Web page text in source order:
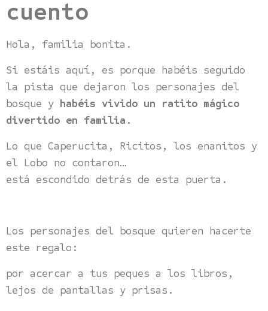
cuento
Hola, familia bonita.
Si estáis aquí, es porque habéis seguido
la pista que dejaron los personajes del
bosque y habéis vivido un ratito mágico
divertido en familia.
Lo que Caperucita, Ricitos, los enanitos y
el Lobo no contaron…
está escondido detrás de esta puerta.
Los personajes del bosque quieren hacerte
este regalo:
por acercar a tus peques a los libros,
lejos de pantallas y prisas.